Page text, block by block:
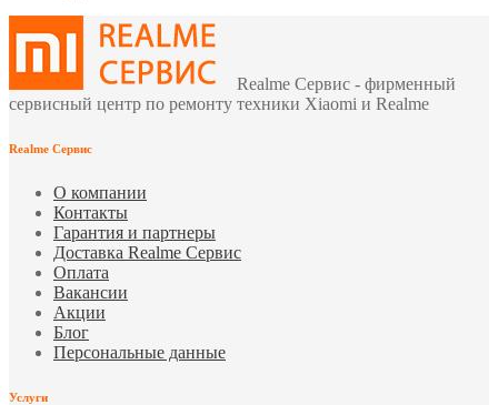
Realme Сервис - фирменный
сервисный центр по ремонту техники Xiaomi и Realme
Realme Сервис
О компании
Контакты
Гарантия и партнеры
Доставка Realme Сервис
Оплата
Вакансии
Акции
Блог
Персональные данные
Услуги